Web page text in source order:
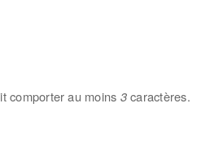
comporter au moins 3caractères.